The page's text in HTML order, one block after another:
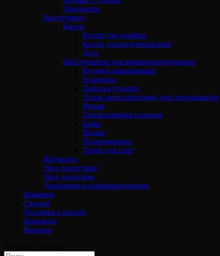
Типсорезы
Инструмент
Кисти
Кисти для дизайна
Кисти для моделирования
Дотс
Инструменты для маникюра/педикюра
Кусачки маникюрные
Ножницы
Лопатка (пушер)
Лоток металлический для стерилизации
Фрезы
Апельсиновые палочки
Бафы
Пилки
Полировщики
Терки для стоп
Жидкости
Уход за ногтями
Уход за ногами
Депиляция и парафинотерапия
Новинки
Скидки
Доставка и оплата
Контакты
Корзина